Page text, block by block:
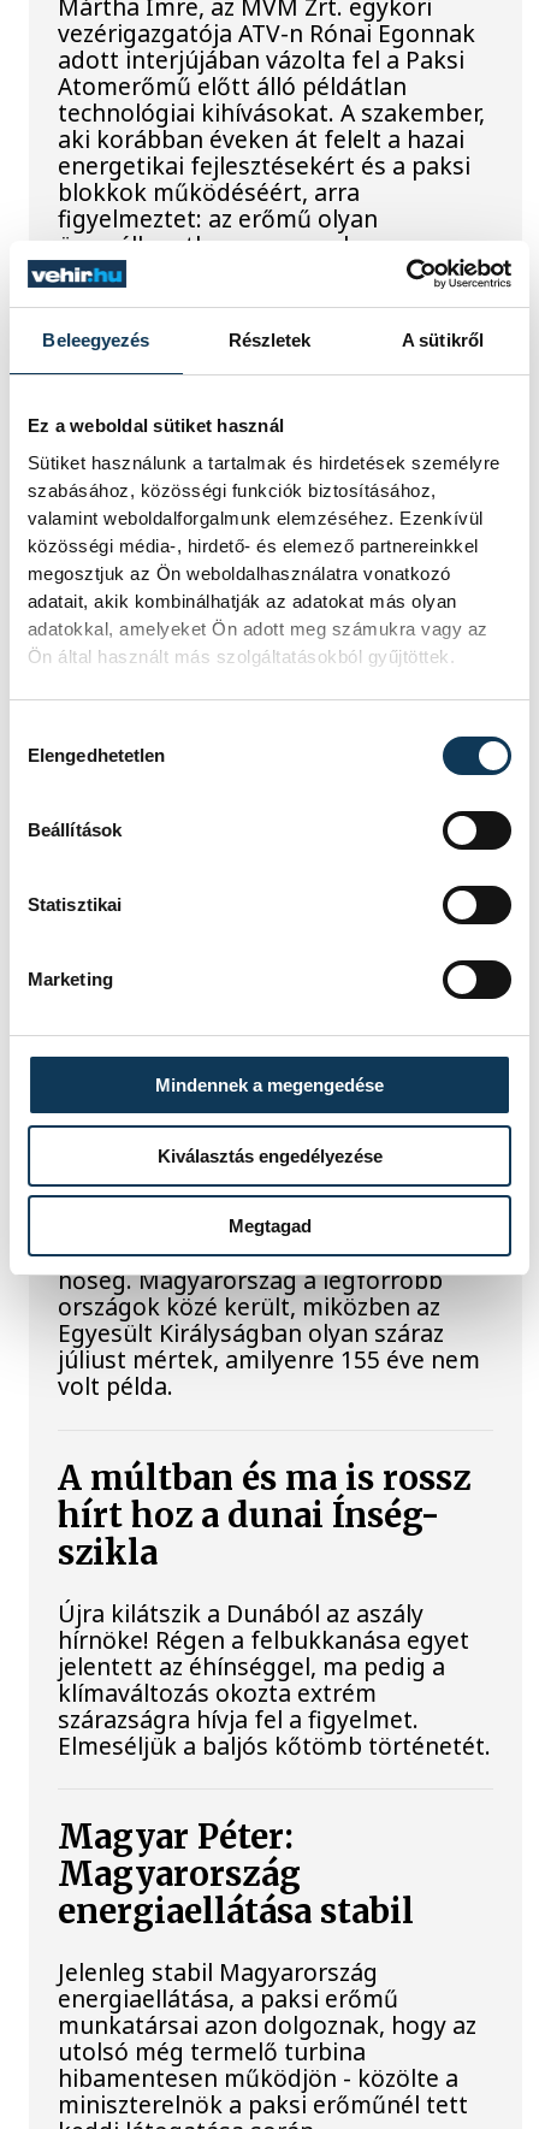
Beleegyezés Részletek A sütikről
Ez a weboldal sütiket használ
Sütiket használunk a tartalmak és hirdetések személyre
szabásához, közösségi funkciók biztosításához,
valamint weboldalforgalmunk elemzéséhez. Ezenkívül
közösségi média-, hirdető- és elemező partnereinkkel
megosztjuk az Ön weboldalhasználatra vonatkozó
adatait, akik kombinálhatják az adatokat más olyan
adatokkal, amelyeket Ön adott meg számukra vagy az
Ön által használt más szolgáltatásokból gyűjtöttek.
Elengedhetetlen
Beállítások
Statisztikai
Marketing
Mindennek a megengedése
Kiválasztás engedélyezése
Megtagad
Mártha Imre, az MVM Zrt. egykori
vezérigazgatója ATV-n Rónai Egonnak
adott interjújában vázolta fel a Paksi
Atomerőmű előtt álló példátlan
technológiai kihívásokat. A szakember,
aki korábban éveken át felelt a hazai
energetikai fejlesztésekért és a paksi
blokkok működéséért, arra
figyelmeztet: az erőmű olyan
üzemállapotban van, amelyre
eredetileg nem tervezték.
A Tisza-frakció
jövő kedden legyen az
államfőválasztás
A Tisza-frakció kezdeményezte, hogy a
parlament jövő kedden válassza meg
az új köztársasági elnököt.
Valami óriási csapódott a
Rendhagyó esemény zajlott le kedden
reggel. Magyar idő szerint 8:35 körül a
Hold felszínébe csapódott a SpaceX
szabad szemmel nem lehetett látni, a
Rekordok Európában –
Magyarország a
legforróbb, Angliában
szárazság tombol
Rá sem ismerünk Európára,
kontinensszerte rekordokat dönt a
hőség. Magyarország a legforróbb
országok közé került, miközben az
Egyesült Királyságban olyan száraz
júliust mértek, amilyenre 155 éve nem
volt példa.
A múltban és ma is rossz
hírt hoz a dunai Ínség-
szikla
Újra kilátszik a Dunából az aszály
hírnöke! Régen a felbukkanása egyet
jelentett az éhínséggel, ma pedig a
klímaváltozás okozta extrém
szárazságra hívja fel a figyelmet.
Elmeséljük a baljós kőtömb történetét.
Magyar Péter:
Magyarország
energiaellátása stabil
Jelenleg stabil Magyarország
energiaellátása, a paksi erőmű
munkatársai azon dolgoznak, hogy az
utolsó még termelő turbina
hibamentesen működjön - közölte a
miniszterelnök a paksi erőműnél tett